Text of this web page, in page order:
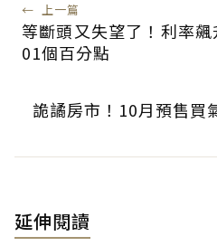
← 上一篇
等斷頭又失望了！利率
01個百分點
詭譎房市！10月預售買
延伸閱讀